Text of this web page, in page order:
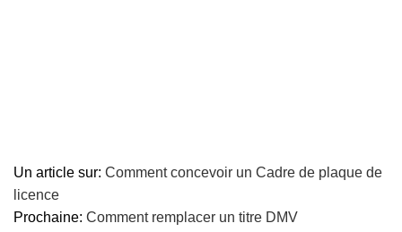
Un article sur: Comment concevoir un Cadre de plaque de
licence
Prochaine: Comment remplacer un titre DMV